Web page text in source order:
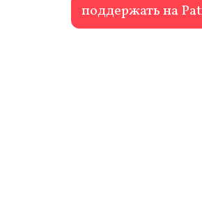
поддержать на